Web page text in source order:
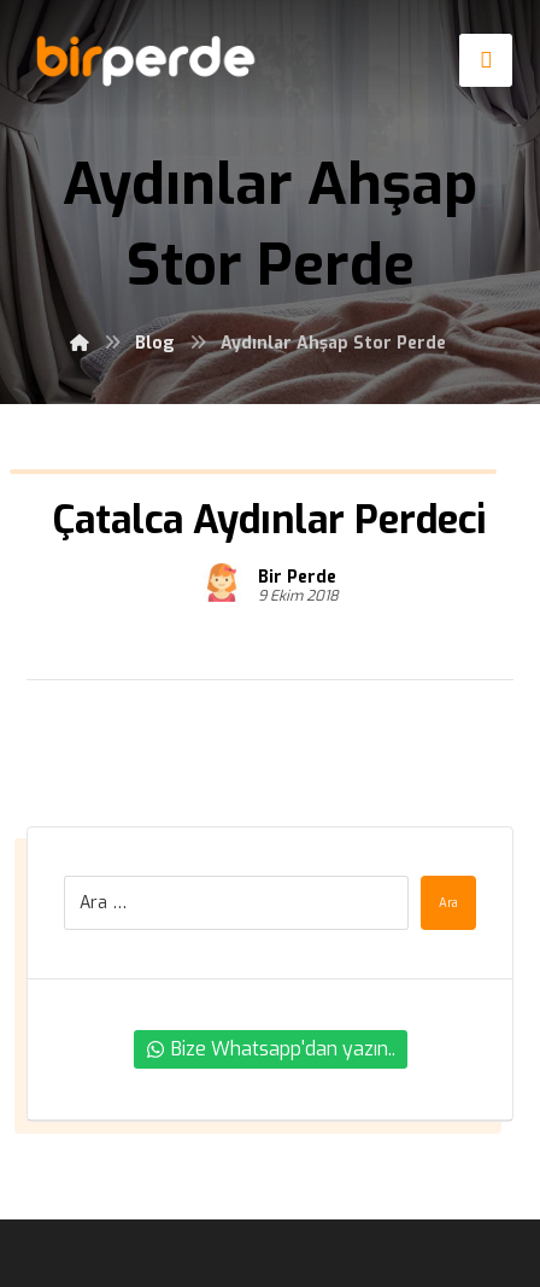
Aydınlar Ahşap
Stor Perde
Blog Aydınlar Ahşap Stor Perde
Çatalca Aydınlar Perdeci
Bir Perde
9 Ekim 2018
Ara
Bize Whatsapp'dan yazın..